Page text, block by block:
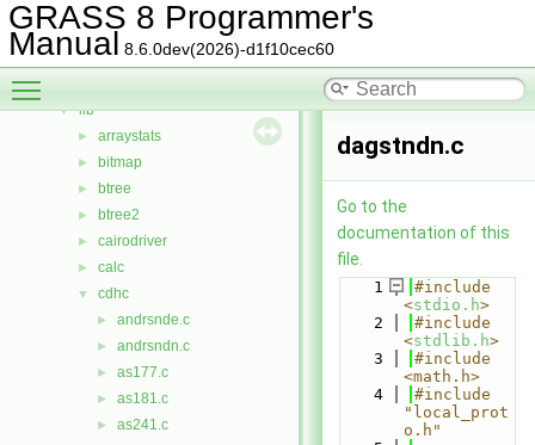
GRASS 8 Programmer's
Manual 8.6.0dev(2026)-d1f10cec60
► Data Structures
▼ Files
▼ File List
▼ lib
► arraystats
► bitmap
► btree
► btree2
► cairodriver
► calc
▼ cdhc
► andrsnde.c
► andrsndn.c
► as177.c
► as181.c
► as241.c
dagstndn.c
Go to the
documentation of this
file.
    1
#include
<stdio.h>
    2
#include
<stdlib.h>
    3
#include
<math.h>
    4
#include
"local_prot
o.h"